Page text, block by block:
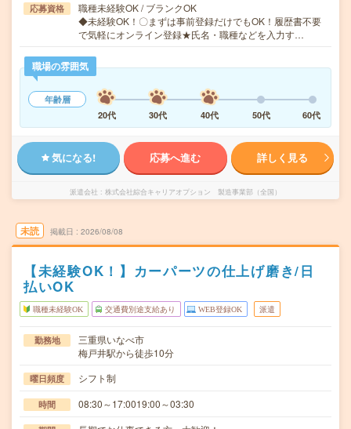
応募資格
職種未経験OK / ブランクOK
◆未経験OK！〇まずは事前登録だけでもOK！履歴書不要
で気軽にオンライン登録★氏名・職種などを入力す…
職場の雰囲気
年齢層
20代
30代 40代 50代 60代
気になる! 応募へ進む 詳しく見る
派遣会社 株式会社綜合キャリアオプション 製造事業部（全国）
未読 掲載日 2026/08/08
【未経験OK！】カーパーツの仕上げ磨き/日
払いOK
職種未経験OK 交通費別途支給あり WEB登録OK 派遣
勤務地
三重県いなべ市
梅戸井駅から徒歩10分
曜日頻度 シフト制
時間 08:30～17:0019:00～03:30